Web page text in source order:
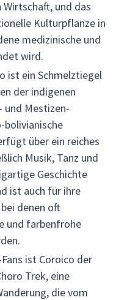
und das
Kulturpflanze in
medizinische und
wird.
ist ein Schmelztiegel
der indigenen
und Mestizen-
bolivianische
über ein reiches
Musik, Tanz und
Geschichte
ist auch für ihre
denen oft
und farbenfrohe
ist Coroico der
Trek, eine
die vom